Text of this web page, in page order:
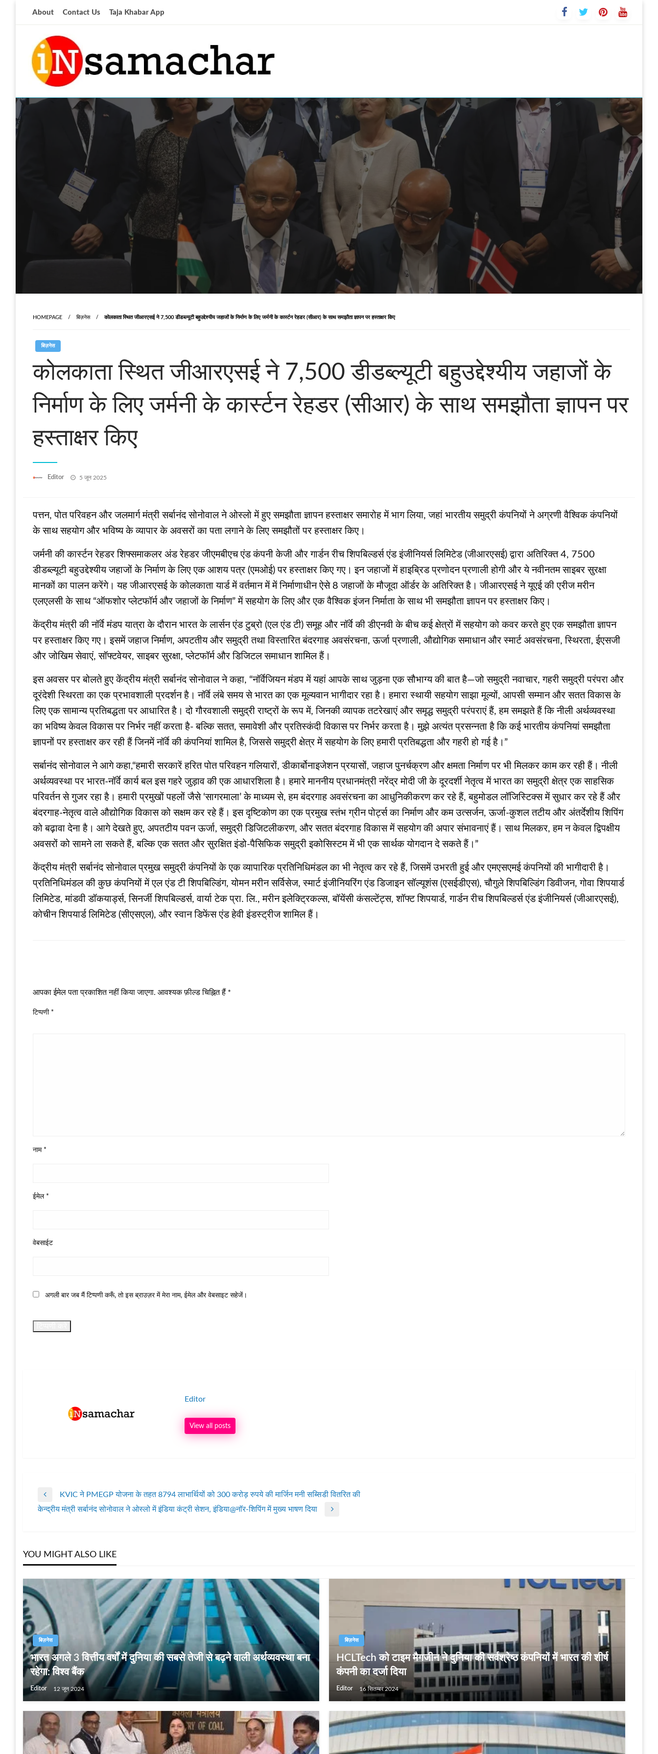
About Contact Us Taja Khabar App
insamachar
आज की ताजा खबर
HOMEPAGE बिज़नेस कोलकाता स्थित जीआरएसई ने 7,500 डीडब्ल्यूटी बहुउद्देश्यीय जहाजों के निर्माण के लिए जर्मनी के कार्स्टन रेहडर (सीआर) के साथ समझौता ज्ञापन पर हस्ताक्षर किए
बिज़नेस
कोलकाता स्थित जीआरएसई ने 7,500 डीडब्ल्यूटी बहुउद्देश्यीय जहाजों के
निर्माण के लिए जर्मनी के कार्स्टन रेहडर (सीआर) के साथ समझौता ज्ञापन पर
हस्ताक्षर किए
Editor
Posted
5 जून 2025
पत्तन, पोत परिवहन और जलमार्ग मंत्री सर्बानंद सोनोवाल ने ओस्लो में हुए समझौता ज्ञापन हस्ताक्षर समारोह में भाग लिया, जहां भारतीय समुद्री कंपनियों ने अग्रणी वैश्विक कंपनियों
के साथ सहयोग और भविष्य के व्यापार के अवसरों का पता लगाने के लिए समझौतों पर हस्ताक्षर किए।
जर्मनी की कार्स्टन रेहडर शिफ्समाकलर अंड रेहडर जीएमबीएच एंड कंपनी केजी और गार्डन रीच शिपबिल्डर्स एंड इंजीनियर्स लिमिटेड (जीआरएसई) द्वारा अतिरिक्त 4, 7500
डीडब्ल्यूटी बहुउद्देश्यीय जहाजों के निर्माण के लिए एक आशय पत्र (एमओई) पर हस्ताक्षर किए गए। इन जहाजों में हाइब्रिड प्रणोदन प्रणाली होगी और ये नवीनतम साइबर सुरक्षा
मानकों का पालन करेंगे। यह जीआरएसई के कोलकाता यार्ड में वर्तमान में में निर्माणाधीन ऐसे 8 जहाजों के मौजूदा ऑर्डर के अतिरिक्त है। जीआरएसई ने यूएई की एरीज मरीन
एलएलसी के साथ “ऑफशोर प्लेटफॉर्म और जहाजों के निर्माण” में सहयोग के लिए और एक वैश्विक इंजन निर्माता के साथ भी समझौता ज्ञापन पर हस्ताक्षर किए।
केंद्रीय मंत्री की नॉर्वे मंडप यात्रा के दौरान भारत के लार्सन एंड टुब्रो (एल एंड टी) समूह और नॉर्वे की डीएनवी के बीच कई क्षेत्रों में सहयोग को कवर करते हुए एक समझौता ज्ञापन
पर हस्ताक्षर किए गए। इसमें जहाज निर्माण, अपटतीय और समुद्री तथा विस्तारित बंदरगाह अवसंरचना, ऊर्जा प्रणाली, औद्योगिक समाधान और स्मार्ट अवसंरचना, स्थिरता, ईएसजी
और जोखिम सेवाएं, सॉफ्टवेयर, साइबर सुरक्षा, प्लेटफॉर्म और डिजिटल समाधान शामिल हैं।
इस अवसर पर बोलते हुए केंद्रीय मंत्री सर्बानंद सोनोवाल ने कहा, “नॉर्वेजियन मंडप में यहां आपके साथ जुड़ना एक सौभाग्य की बात है—जो समुद्री नवाचार, गहरी समुद्री परंपरा और
दूरंदेशी स्थिरता का एक प्रभावशाली प्रदर्शन है। नॉर्वे लंबे समय से भारत का एक मूल्यवान भागीदार रहा है। हमारा स्थायी सहयोग साझा मूल्यों, आपसी सम्मान और सतत विकास के
लिए एक सामान्य प्रतिबद्धता पर आधारित है। दो गौरवशाली समुद्री राष्ट्रों के रूप में, जिनकी व्यापक तटरेखाएं और समृद्ध समुद्री परंपराएं हैं, हम समझते हैं कि नीली अर्थव्यवस्था
का भविष्य केवल विकास पर निर्भर नहीं करता है- बल्कि सतत, समावेशी और प्रतिस्कंदी विकास पर निर्भर करता है। मुझे अत्यंत प्रसन्नता है कि कई भारतीय कंपनियां समझौता
ज्ञापनों पर हस्ताक्षर कर रही हैं जिनमें नॉर्वे की कंपनियां शामिल है, जिससे समुद्री क्षेत्र में सहयोग के लिए हमारी प्रतिबद्धता और गहरी हो गई है।”
सर्बानंद सोनोवाल ने आगे कहा,“हमारी सरकारें हरित पोत परिवहन गलियारों, डीकार्बोनाइजेशन प्रयासों, जहाज पुनर्चक्रण और क्षमता निर्माण पर भी मिलकर काम कर रही हैं। नीली
अर्थव्यवस्था पर भारत-नॉर्वे कार्य बल इस गहरे जुड़ाव की एक आधारशिला है। हमारे माननीय प्रधानमंत्री नरेंद्र मोदी जी के दूरदर्शी नेतृत्व में भारत का समुद्री क्षेत्र एक साहसिक
परिवर्तन से गुजर रहा है। हमारी प्रमुखों पहलों जैसे ‘सागरमाला’ के माध्यम से, हम बंदरगाह अवसंरचना का आधुनिकीकरण कर रहे हैं, बहुमोडल लॉजिस्टिक्स में सुधार कर रहे हैं और
बंदरगाह-नेतृत्व वाले औद्योगिक विकास को सक्षम कर रहे हैं। इस दृष्टिकोण का एक प्रमुख स्तंभ ग्रीन पोर्ट्स का निर्माण और कम उत्सर्जन, ऊर्जा-कुशल तटीय और अंतर्देशीय शिपिंग
को बढ़ावा देना है। आगे देखते हुए, अपतटीय पवन ऊर्जा, समुद्री डिजिटलीकरण, और सतत बंदरगाह विकास में सहयोग की अपार संभावनाएं हैं। साथ मिलकर, हम न केवल द्विपक्षीय
अवसरों को सामने ला सकते हैं, बल्कि एक सतत और सुरक्षित इंडो-पैसिफिक समुद्री इकोसिस्टम में भी एक सार्थक योगदान दे सकते हैं।”
केंद्रीय मंत्री सर्बानंद सोनोवाल प्रमुख समुद्री कंपनियों के एक व्यापारिक प्रतिनिधिमंडल का भी नेतृत्व कर रहे हैं, जिसमें उभरती हुई और एमएसएमई कंपनियों की भागीदारी है।
प्रतिनिधिमंडल की कुछ कंपनियों में एल एंड टी शिपबिल्डिंग, योमन मरीन सर्विसेज, स्मार्ट इंजीनियरिंग एंड डिजाइन सॉल्यूशंस (एसईडीएस), चौगुले शिपबिल्डिंग डिवीजन, गोवा शिपयार्ड
लिमिटेड, मांडवी डॉकयार्ड्स, सिनर्जी शिपबिल्डर्स, वार्या टेक प्रा. लि., मरीन इलेक्ट्रिकल्स, बॉयेंसी कंसल्टेंट्स, शॉफ्ट शिपयार्ड, गार्डन रीच शिपबिल्डर्स एंड इंजीनियर्स (जीआरएसई),
कोचीन शिपयार्ड लिमिटेड (सीएसएल), और स्वान डिफेंस एंड हेवी इंडस्ट्रीज शामिल हैं।
आपका ईमेल पता प्रकाशित नहीं किया जाएगा. आवश्यक फ़ील्ड चिह्नित हैं *
टिप्पणी *
नाम *
ईमेल *
वेबसाईट
अगली बार जब मैं टिप्पणी करूँ, तो इस ब्राउज़र में मेरा नाम, ईमेल और वेबसाइट सहेजें।
Editor
View all posts
पोस्ट
Previous
Post
KVIC ने PMEGP योजना के तहत 8794 लाभार्थियों को 300 करोड़ रुपये की मार्जिन मनी सब्सिडी वितरित की
Next
केन्द्रीय मंत्री सर्बानंद सोनोवाल ने ओस्लो में इंडिया कंट्री सेशन, इंडिया@नॉर-शिपिंग में मुख्य भाषण दिया
YOU MIGHT ALSO LIKE
बिज़नेस
भारत अगले 3 वित्तीय वर्षों में दुनिया की सबसे तेजी से बढ़ने वाली अर्थव्यवस्था बना
रहेगा: विश्व बैंक
Editor 12 जून 2024
बिज़नेस
HCLTech को टाइम मैगजीन ने दुनिया की सर्वश्रेष्ठ कंपनियों में भारत की शीर्ष
कंपनी का दर्जा दिया
Editor 16 सितम्बर 2024